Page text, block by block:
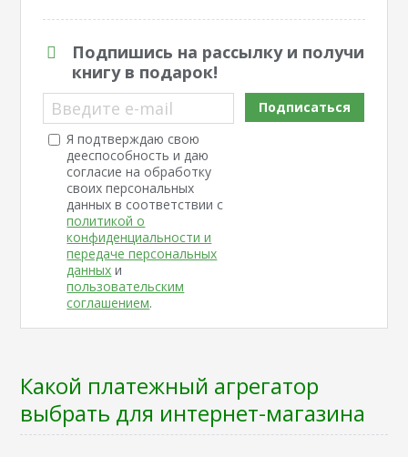
Подпишись на рассылку и получи
книгу в подарок!
Введите e-mail
Я подтверждаю свою
дееспособность и даю
согласие на обработку
своих персональных
данных в соответствии с
политикой о
конфиденциальности и
передаче персональных
данных и
пользовательским
соглашением.
Подписаться
Какой платежный агрегатор
выбрать для интернет-магазина